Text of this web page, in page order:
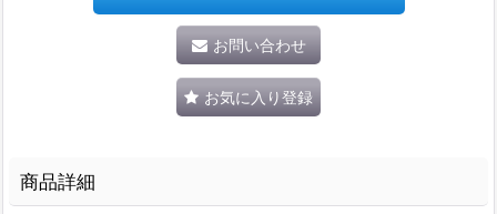
お問い合わせ
お気に入り登録
商品詳細